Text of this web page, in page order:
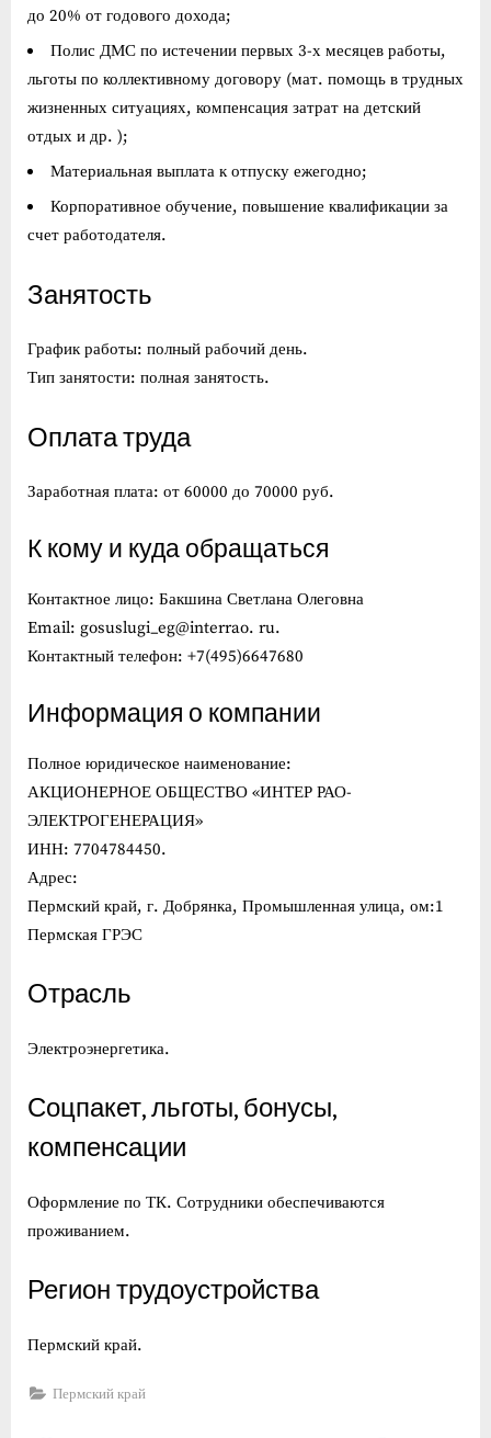
до 20% от годового дохода;
Полис ДМС по истечении первых 3-х месяцев работы,
льготы по коллективному договору (мат. помощь в трудных
жизненных ситуациях, компенсация затрат на детский
отдых и др. );
Материальная выплата к отпуску ежегодно;
Корпоративное обучение, повышение квалификации за
счет работодателя.
Занятость
График работы: полный рабочий день.
Тип занятости: полная занятость.
Оплата труда
Заработная плата: от 60000 до 70000 руб.
К кому и куда обращаться
Контактное лицо: Бакшина Светлана Олеговна
Email: gosuslugi_eg@interrao. ru.
Контактный телефон: +7(495)6647680
Информация о компании
Полное юридическое наименование:
АКЦИОНЕРНОЕ ОБЩЕСТВО «ИНТЕР РАО-
ЭЛЕКТРОГЕНЕРАЦИЯ»
ИНН: 7704784450.
Адрес:
Пермский край, г. Добрянка, Промышленная улица, ом:1
Пермская ГРЭС
Отрасль
Электроэнергетика.
Соцпакет, льготы, бонусы,
компенсации
Оформление по ТК. Сотрудники обеспечиваются
проживанием.
Регион трудоустройства
Пермский край.
Пермский край